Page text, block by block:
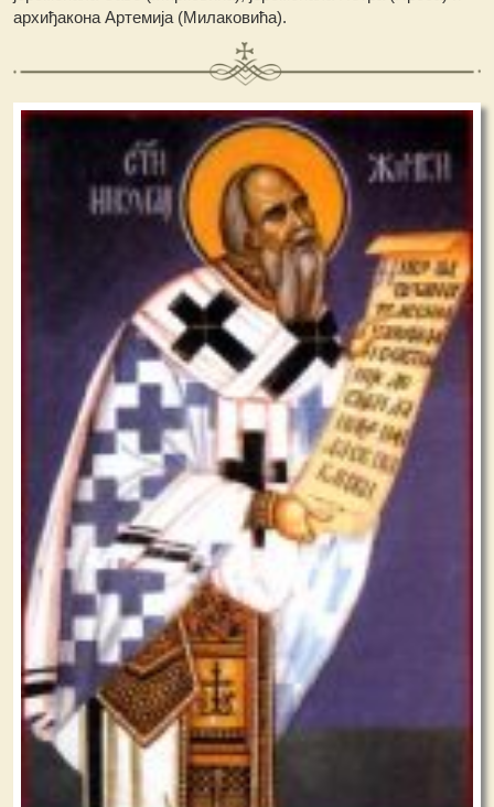
архиђакона Артемија (Милаковића).